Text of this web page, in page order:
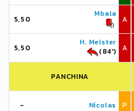
5,50
Mbala
A
5,50
H. Meister
(84')
A
PANCHINA
- Nícolas P